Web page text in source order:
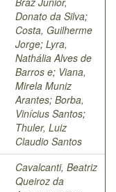
Donato da Silva;
Costa, Guilherme
Jorge; Lyra,
Nathália Alves de
Barros e; Viana,
Mirela Muniz
Arantes; Borba,
Vinícius Santos;
Thuler, Luiz
Claudio Santos
Cavalcanti, Beatriz
Queiroz da